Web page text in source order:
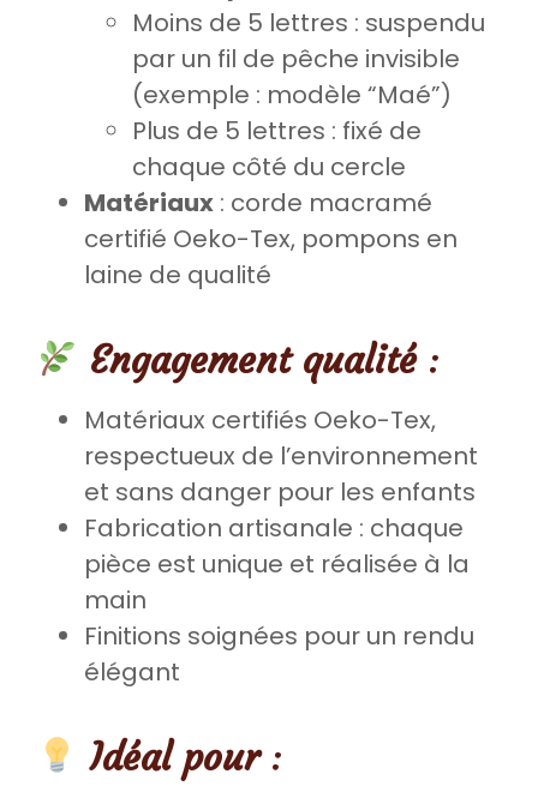
Moins de 5 lettres : suspendu
par un fil de pêche invisible
(exemple : modèle “Maé”)
Plus de 5 lettres : fixé de
chaque côté du cercle
Matériaux : corde macramé
certifié Oeko-Tex, pompons en
laine de qualité
Engagement qualité:
Matériaux certifiés Oeko-Tex,
respectueux de l’environnement
et sans danger pour les enfants
Fabrication artisanale : chaque
pièce est unique et réalisée à la
main
Finitions soignées pour un rendu
élégant
Idéal pour: